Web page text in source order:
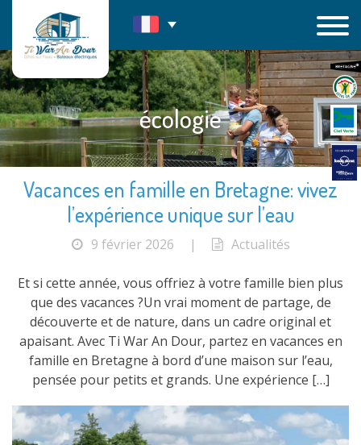
contenu
écologie
Vacances en famille en Bretagne: vivez
l’expérience unique sur l’eau
9 février 2026 | Actualités
Et si cette année, vous offriez à votre famille bien plus
que des vacances ?Un vrai moment de partage, de
découverte et de nature, dans un cadre original et
apaisant. Avec Ti War An Dour, partez en vacances en
famille en Bretagne à bord d’une maison sur l’eau,
pensée pour petits et grands. Une expérience […]